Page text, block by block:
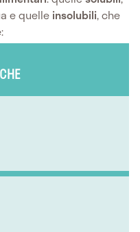
e quelle insolubili, che